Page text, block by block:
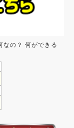
なの？ 何ができる